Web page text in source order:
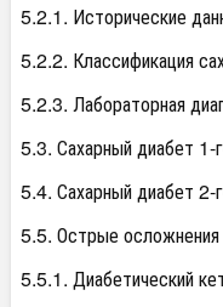
5.2.1. Исторические
5.2.2. Классификация
5.2.3. Лабораторная
5.3. Сахарный диабет 1-
5.4. Сахарный диабет 2-
5.5. Острые осложнения
5.5.1. Диабетический